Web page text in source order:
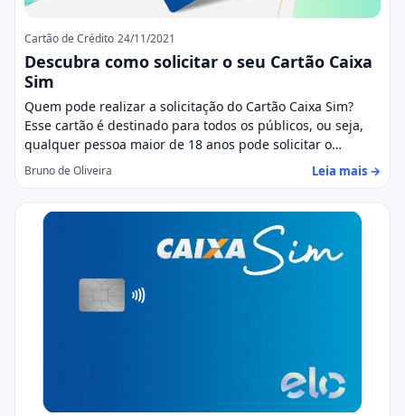
Cartão de Crédito 24/11/2021
Descubra como solicitar o seu Cartão Caixa
Sim
Quem pode realizar a solicitação do Cartão Caixa Sim?
Esse cartão é destinado para todos os públicos, ou seja,
qualquer pessoa maior de 18 anos pode solicitar o…
Bruno de Oliveira Leia mais →